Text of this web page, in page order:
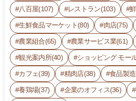
八百屋(107) レストラン(103)
生鮮食品マーケット(80) 肉店(75)
農業組合(65) 農業サービス業(61)
観光案内所(40) ショッピング モー
カフェ(39) 精肉店(38) 食品製
養鶏場(37) 企業のオフィス(36)